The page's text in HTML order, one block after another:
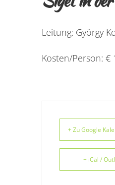
Leitung: György
Kosten/Person: €
+ Zu Google
+ iCal /